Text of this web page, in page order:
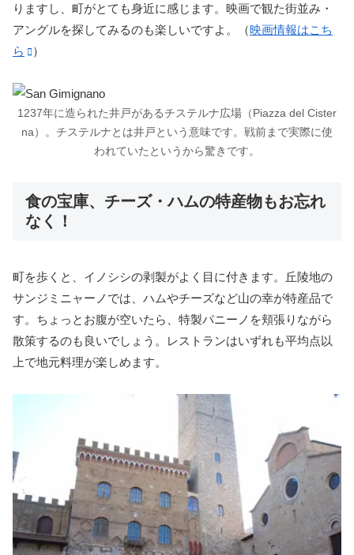
りますし、町がとても身近に感じます。映画で観た街並み・
アングルを探してみるのも楽しいですよ。（映画情報はこち
ら
）
1237年に造られた井戸があるチステルナ広場（Piazza del Cister
na）。チステルナとは井戸という意味です。戦前まで実際に使
われていたというから驚きです。
食の宝庫、チーズ・ハムの特産物もお忘れ
なく！
町を歩くと、イノシシの剥製がよく目に付きます。丘陵地の
サンジミニャーノでは、ハムやチーズなど山の幸が特産品で
す。ちょっとお腹が空いたら、特製パニーノを頬張りながら
散策するのも良いでしょう。レストランはいずれも平均点以
上で地元料理が楽しめます。